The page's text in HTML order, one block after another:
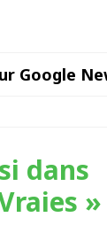
Google
dans
»